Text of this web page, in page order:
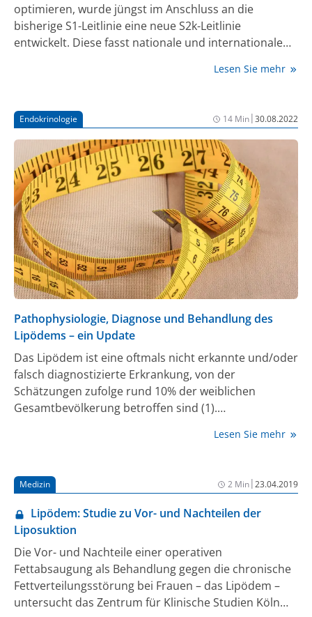
optimieren, wurde jüngst im Anschluss an die
bisherige S1-Leitlinie eine neue S2k-Leitlinie
entwickelt. Diese fasst nationale und internationale
für die bestmögliche Behandlung von Patient:innen
Lesen Sie mehr
Endokrinologie 14 Min|30.08.2022
Pathophysiologie, Diagnose und Behandlung des
Lipödems – ein Update
Das Lipödem ist eine oftmals nicht erkannte und/oder
falsch diagnostizierte Erkrankung, von der
Schätzungen zufolge rund 10% der weiblichen
Gesamtbevölkerung betroffen sind (1).
symmetrische Verteilung von Körperfett an den
schlank bleibt (2). Die Patientinnen leiden an
Schmerzen, eingeschränkter Gelenkbeweglichkeit,
Hämatomen, Ödemen und sind oftmals auch
psychisch beeinträchtigt (3). Die Pathogenese der
progredienten und schmerzhaften Lipödem-
Erkrankung ist unbekannt, doch gelten die Beteiligung
einer genetischen Disposition und Zusammenhänge
mit Veränderungen des weiblichen Hormonstatus als
weitgehend gesichert (1). Der Beitrag fasst aktuelle
Lesen Sie mehr
Medizin 2 Min|23.04.2019
Lipödem: Studie zu Vor- und Nachteilen der
Liposuktion
Die Vor- und Nachteile einer operativen
Fettabsaugung als Behandlung gegen die chronische
Fettverteilungsstörung bei Frauen – das Lipödem –
untersucht das Zentrum für Klinische Studien Köln